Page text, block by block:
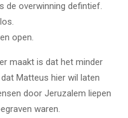
de overwinning defintief.
open.
maakt is dat het minder
Matteus hier wil laten
door Jeruzalem liepen
waren.